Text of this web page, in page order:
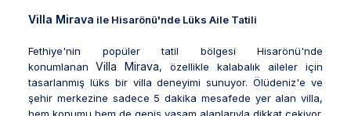
Villa Mirava ile Hisarönü'nde Lüks Aile Tatili
Fethiye'nin popüler tatil bölgesi Hisarönü'nde
konumlanan Villa Mirava, özellikle kalabalık aileler için
tasarlanmış lüks bir villa deneyimi sunuyor. Ölüdeniz'e ve
şehir merkezine sadece 5 dakika mesafede yer alan villa,